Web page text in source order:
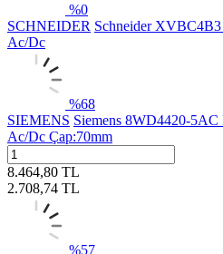
%0
SCHNEIDER Schneider XVBC4B3
Ac/Dc
%68
SIEMENS Siemens 8WD4420-5AC
Ac/Dc Çap:70mm
8.464,80 TL
2.708,74 TL
%57